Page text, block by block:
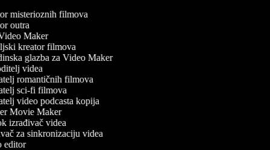
misterioznih filmova
outra
Maker
kreator filmova
glazba za Video Maker
videa
romantičnih filmova
sci-fi filmova
video podcasta kopija
Movie Maker
izrađivač videa
za sinkronizaciju videa